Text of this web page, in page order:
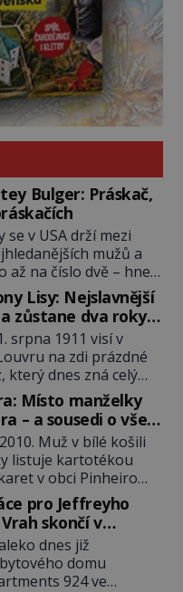
Bulger: Práskač,
se v USA drží mezi
mužů a
až na číslo dvě – hned
bin Ládinovi (1957–
„Whitey“ Bulger
viněný ze spoluúčasti
vydírání a lichvy. A
krom toho je ještě
který neváhá
všechny práskače,
Lisy: Nejslavnější
zůstane dva roky
srpna 1911 visí v
na zdi prázdné
který dnes zná celý
Zpočátku si nikdo
o krádež.
jsou přesvědčeni, že
jen v restaurátorské
fotografa. Když se
propukne jeden z
na zloděje v […]
Místo manželky
– a sousedi o všem
Muž v bílé košili
listuje kartotékou
v obci Pinheiro
od farmy s
majitelem. Něco tu
Ledaže by ta
farmy byla ne
dcerou – a všechny
v incestu. Na
pro Jeffreyho
skončí v
ve vězeňských
dnes již
domu
924 ve